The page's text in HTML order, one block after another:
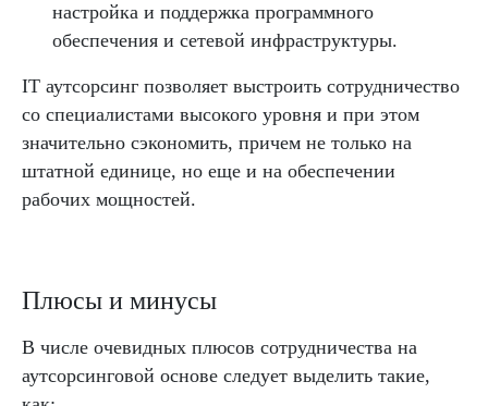
настройка и поддержка программного
обеспечения и сетевой инфраструктуры.
IT аутсорсинг позволяет выстроить сотрудничество
со специалистами высокого уровня и при этом
значительно сэкономить, причем не только на
штатной единице, но еще и на обеспечении
рабочих мощностей.
Плюсы и минусы
В числе очевидных плюсов сотрудничества на
аутсорсинговой основе следует выделить такие,